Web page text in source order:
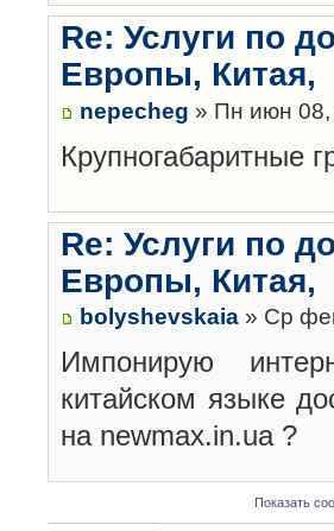
Re: Услуги по
Европы, Китая,
nepecheg » Пн июн 08,
Крупногабаритные
Re: Услуги по
Европы, Китая,
bolyshevskaia » Ср
Импонирую
китайском языке
на newmax.in.ua ?
Показать